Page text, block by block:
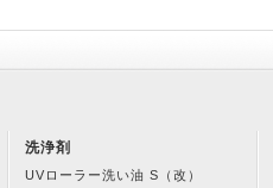
洗浄剤
UVローラー洗い油 S（改）